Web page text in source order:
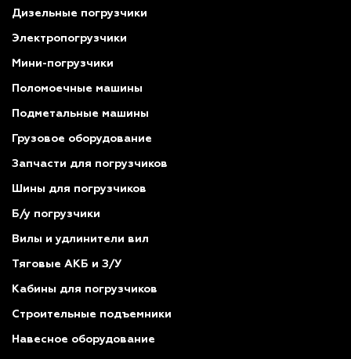
Дизельные погрузчики
Электропогрузчики
Мини-погрузчики
Поломоечные машины
Подметальные машины
Грузовое оборудование
Запчасти для погрузчиков
Шины для погрузчиков
Б/у погрузчики
Вилы и удлинители вил
Тяговые АКБ и З/У
Кабины для погрузчиков
Строительные подъемники
Навесное оборудование